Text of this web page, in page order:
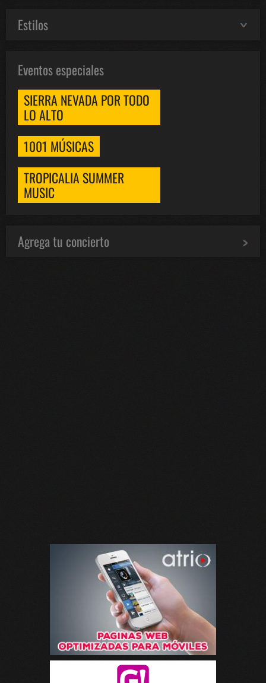
Estilos
Eventos especiales
SIERRA NEVADA POR TODO
LO ALTO
1001 MÚSICAS
TROPICALIA SUMMER
MUSIC
Agrega tu concierto